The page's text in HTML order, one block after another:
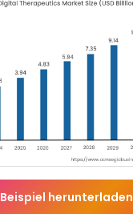
Beispiel herunterladen